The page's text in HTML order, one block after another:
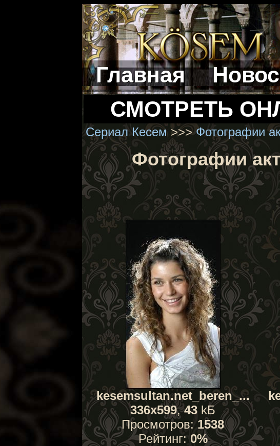
Главная
СМОТРЕТЬ
Сериал Кесем>>>Фотографии
Фотографии
kesemsultan.net_beren_...
336x599,43 kБ
Просмотров: 1538
Рейтинг:0%